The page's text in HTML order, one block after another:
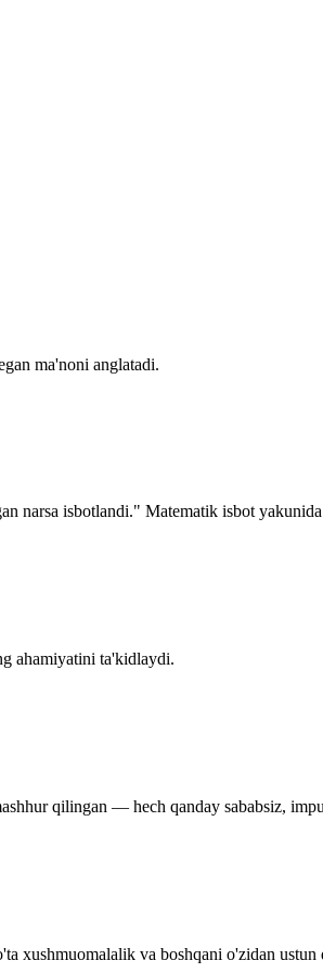
ma'noni anglatadi.
narsa isbotlandi." Matematik isbot
ahamiyatini ta'kidlaydi.
qilingan — hech qanday sababsiz,
xushmuomalalik va boshqani o'zidan ustun